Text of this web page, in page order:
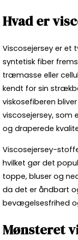
Hvad er
Viscosejersey er et
syntetisk fiber
træmasse eller
kendt for sin
viskosefiberen
viscosejersey, som
og draperede
Viscosejersey-
hvilket gør det
toppe, bluser og
da det er åndbart
bevægelsesfrihed
Mønsteret